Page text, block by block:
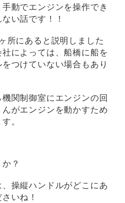
動でエンジンを操作でき
い話です！！
所にあると説明しました
によっては、船橋に船を
つけていない場合もあり
関制御室にエンジンの回
がエンジンを動かすため
。
？
操縦ハンドルがどこにあ
いね！